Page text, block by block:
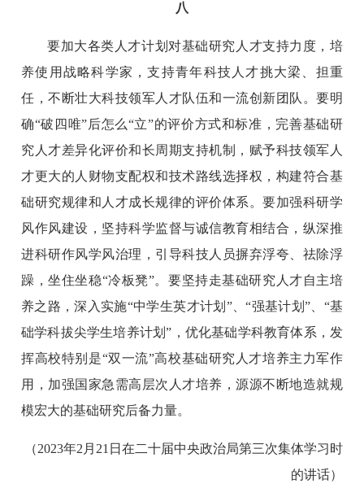
八
要加大各类人才计划对基础研究人才支持力度，培
养使用战略科学家，支持青年科技人才挑大梁、担重
任，不断壮大科技领军人才队伍和一流创新团队。要明
确“破四唯”后怎么“立”的评价方式和标准，完善基础研
究人才差异化评价和长周期支持机制，赋予科技领军人
才更大的人财物支配权和技术路线选择权，构建符合基
础研究规律和人才成长规律的评价体系。要加强科研学
风作风建设，坚持科学监督与诚信教育相结合，纵深推
进科研作风学风治理，引导科技人员摒弃浮夸、祛除浮
躁，坐住坐稳“冷板凳”。要坚持走基础研究人才自主培
养之路，深入实施“中学生英才计划”、“强基计划”、“基
础学科拔尖学生培养计划”，优化基础学科教育体系，发
挥高校特别是“双一流”高校基础研究人才培养主力军作
用，加强国家急需高层次人才培养，源源不断地造就规
模宏大的基础研究后备力量。
（2023年2月21日在二十届中央政治局第三次集体学习时
的讲话）